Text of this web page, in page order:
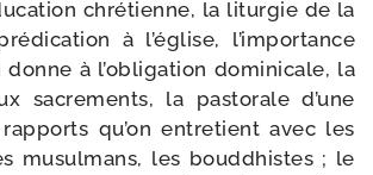
chré­tienne, la litur­gie de la
à l’église, l’importance
donne à l’obligation domi­ni­cale, la
sacre­ments, la pas­to­rale d’une
qu’on entre­tient avec les
musul­mans, les boud­dhistes ; le